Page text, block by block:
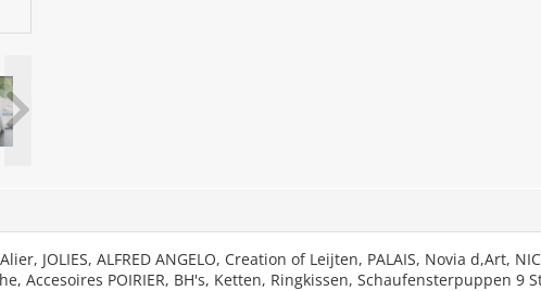
JOLIES, ALFRED ANGELO, Creation of Leijten, PALAIS, Novia d,Art,
Accesoires POIRIER, BH's, Ketten, Ringkissen, Schaufensterpuppen 9